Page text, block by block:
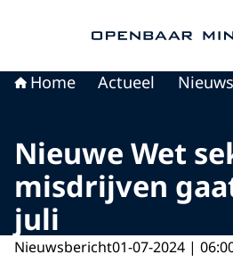
Home Actueel Nieuws
Nieuwe Wet
misdrijven
juli
Nieuwsbericht01-07-2024 |